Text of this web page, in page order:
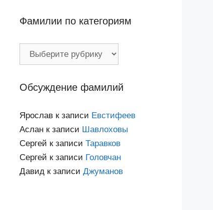
Фамилии по категориям
Обсуждение фамилий
Ярослав к записи Евстифеев
Аслан к записи Шавлоховы
Сергей к записи Таравков
Сергей к записи Головчан
Давид к записи Джуманов